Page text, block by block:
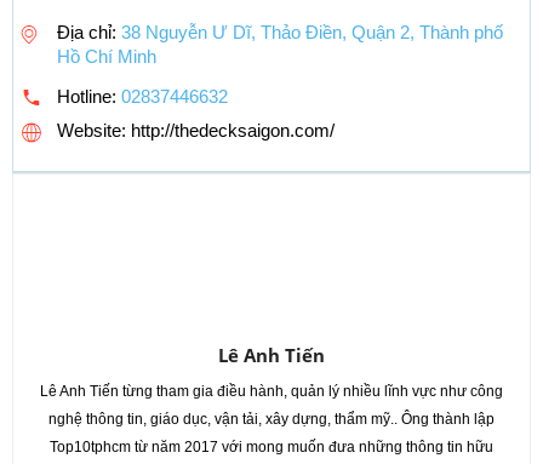
Địa chỉ: 38 Nguyễn Ư Dĩ, Thảo Điền, Quận 2, Thành phố
Hồ Chí Minh
Hotline: 02837446632
Website: http://thedecksaigon.com/
Lê Anh Tiến
Lê Anh Tiến từng tham gia điều hành, quản lý nhiều lĩnh vực như công
nghệ thông tin, giáo dục, vận tải, xây dựng, thẩm mỹ.. Ông thành lập
Top10tphcm từ năm 2017 với mong muốn đưa những thông tin hữu